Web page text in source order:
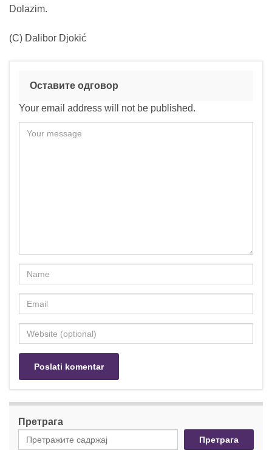
Dolazim.
(C) Dalibor Djokić
Оставите одговор
Your email address will not be published.
Претрага
Претрага